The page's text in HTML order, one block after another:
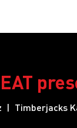
  |
Timberjacks